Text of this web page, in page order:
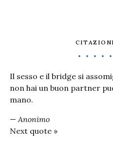
Il sesso e il bridge si
non hai un buon partner
mano.
— Anonimo
Next quote »